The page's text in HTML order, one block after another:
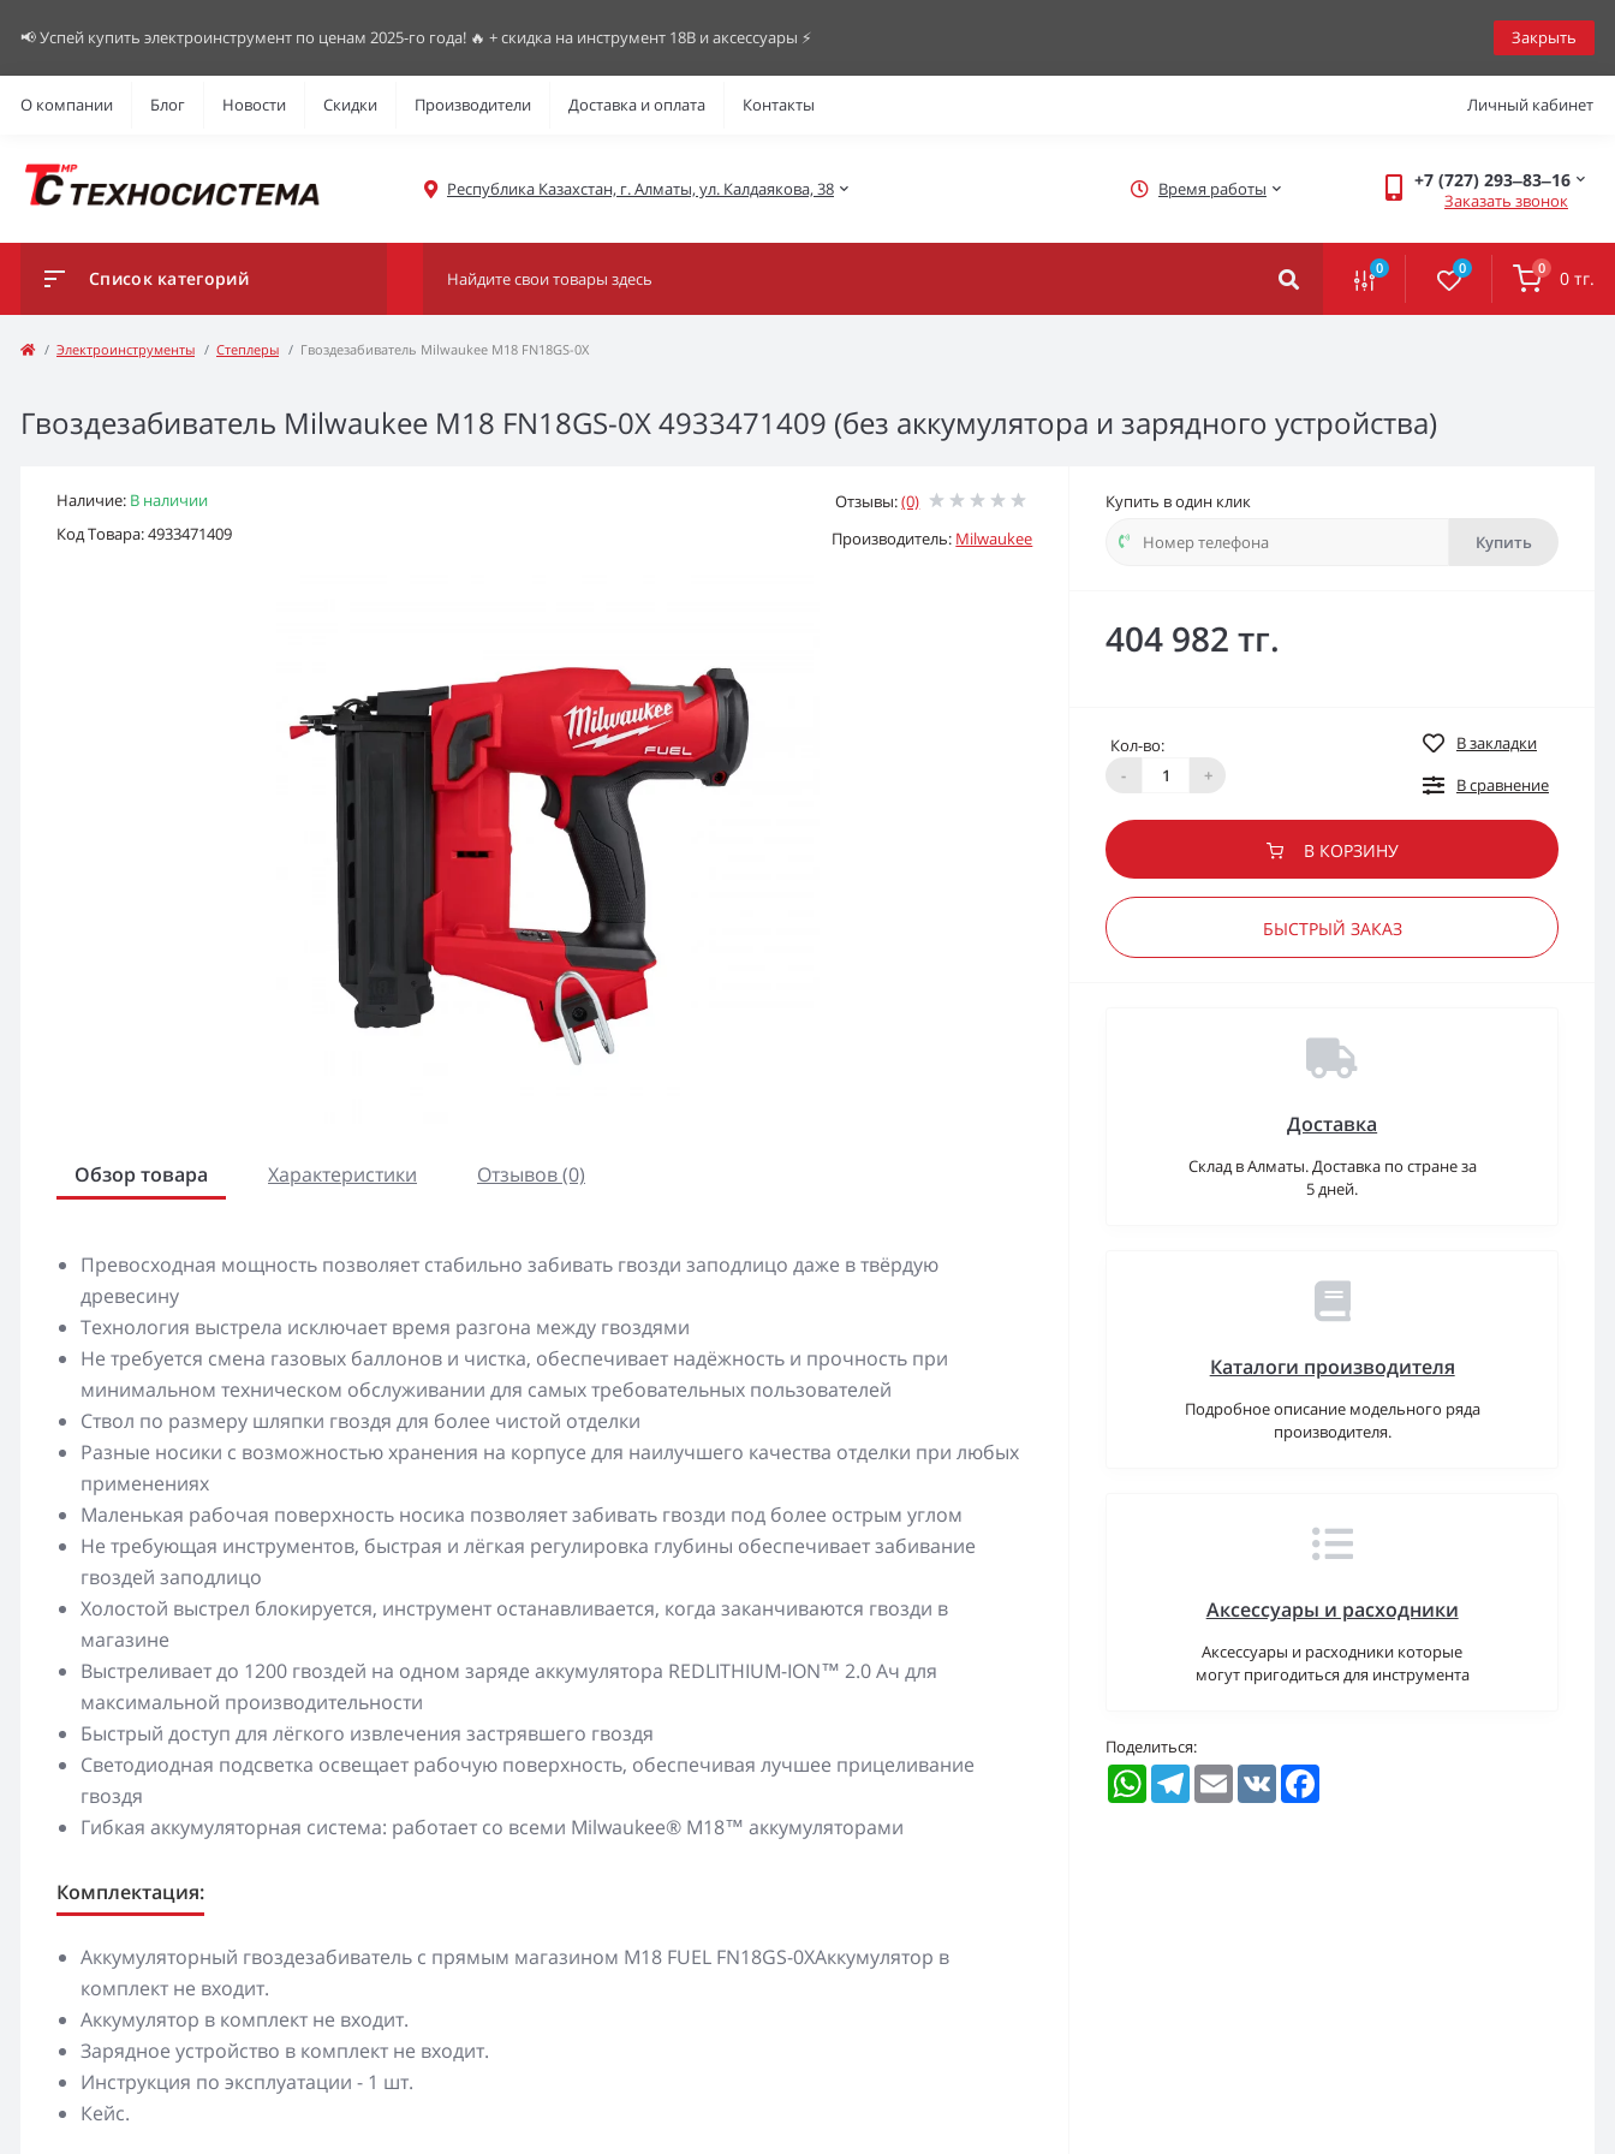
📢 Успей купить электроинструмент по ценам 2025-го года! 🔥 + скидка на инструмент 18В и аксессуары ⚡️ Закрыть
О компании Блог Новости Скидки Производители Доставка и оплата Контакты Личный кабинет
Республика Казахстан, г. Алматы, ул. Калдаякова, 38 Время работы +7 (727) 293‒83‒16
Заказать звонок
Список категорий 0 0 0 0 тг.
Электроинструменты Степлеры Гвоздезабиватель Milwaukee M18 FN18GS-0X
Гвоздезабиватель Milwaukee M18 FN18GS-0X 4933471409 (без аккумулятора и зарядного устройства)
Наличие: В наличии
Код Товара: 4933471409
Отзывы:(0)
Производитель: Milwaukee
Обзор товара Характеристики Отзывов (0)
Превосходная мощность позволяет стабильно забивать гвозди заподлицо даже в твёрдую
древесину
Технология выстрела исключает время разгона между гвоздями
Не требуется смена газовых баллонов и чистка, обеспечивает надёжность и прочность при
минимальном техническом обслуживании для самых требовательных пользователей
Ствол по размеру шляпки гвоздя для более чистой отделки
Разные носики с возможностью хранения на корпусе для наилучшего качества отделки при любых
применениях
Маленькая рабочая поверхность носика позволяет забивать гвозди под более острым углом
Не требующая инструментов, быстрая и лёгкая регулировка глубины обеспечивает забивание
гвоздей заподлицо
Холостой выстрел блокируется, инструмент останавливается, когда заканчиваются гвозди в
магазине
Выстреливает до 1200 гвоздей на одном заряде аккумулятора REDLITHIUM-ION™ 2.0 Ач для
максимальной производительности
Быстрый доступ для лёгкого извлечения застрявшего гвоздя
Светодиодная подсветка освещает рабочую поверхность, обеспечивая лучшее прицеливание
гвоздя
Гибкая аккумуляторная система: работает со всеми Milwaukee® M18™ аккумуляторами
Комплектация:
Аккумуляторный гвоздезабиватель с прямым магазином M18 FUEL FN18GS-0XАккумулятор в
комплект не входит.
Аккумулятор в комплект не входит.
Зарядное устройство в комплект не входит.
Инструкция по эксплуатации - 1 шт.
Кейс.
Купить в один клик
Купить
404 982 тг.
Кол-во:
-
+
В закладки
В сравнение
В КОРЗИНУ
БЫСТРЫЙ ЗАКАЗ
Доставка
Склад в Алматы. Доставка по стране за
5 дней.
Каталоги производителя
Подробное описание модельного ряда
производителя.
Аксессуары и расходники
Аксессуары и расходники которые
могут пригодиться для инструмента
Поделиться:
WhatsAppTelegramEmail VK